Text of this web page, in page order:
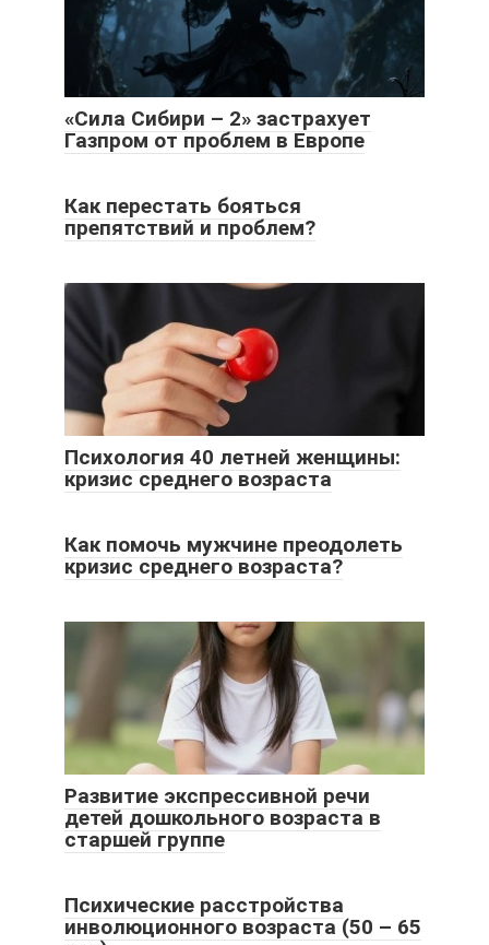
«Сила Сибири – 2» застрахует
Газпром от проблем в Европе
Как перестать бояться
препятствий и проблем?
Психология 40 летней женщины:
кризис среднего возраста
Как помочь мужчине преодолеть
кризис среднего возраста?
Развитие экспрессивной речи
детей дошкольного возраста в
старшей группе
Психические расстройства
инволюционного возраста (50 – 65